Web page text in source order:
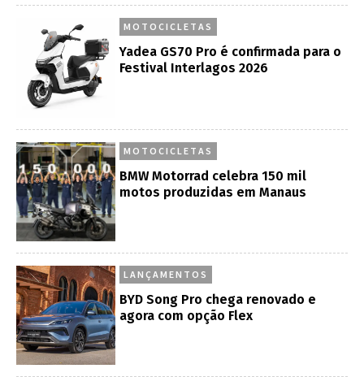
MOTOCICLETAS
Yadea GS70 Pro é confirmada para o
Festival Interlagos 2026
MOTOCICLETAS
BMW Motorrad celebra 150 mil
motos produzidas em Manaus
LANÇAMENTOS
BYD Song Pro chega renovado e
agora com opção Flex